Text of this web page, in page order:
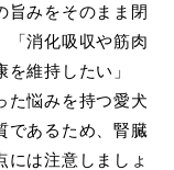
旨みをそのまま閉
「消化吸収や筋肉
維持したい」
た悩みを持つ愛犬
であるため、腎臓
は注意しましょ